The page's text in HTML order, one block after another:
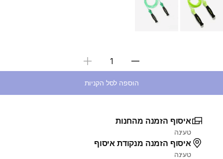
בחירת כמות
הוספה לסל הקניות
איסוף הזמנה מהחנות
טעינה
איסוף הזמנה מנקודת איסוף
טעינה